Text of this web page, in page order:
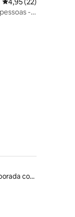
-
Aluguéis por temporada com caiaque